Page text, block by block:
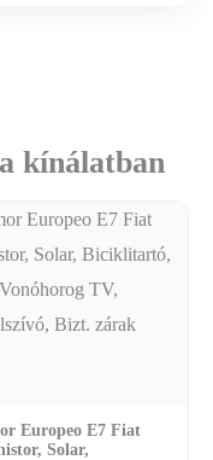
kínálatban
Europeo E7 Fiat
Solar,